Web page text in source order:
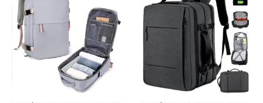
variations.
Les
options
peuvent
être
choisies
sur
variations.
Les
options
peuvent
être
choisies
sur